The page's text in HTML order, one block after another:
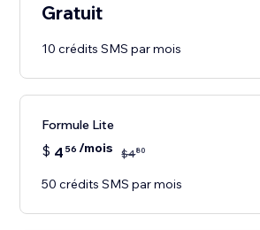
Gratuit
10 crédits SMS par mois
Formule Lite
$ 4 56 /mois $480
50 crédits SMS par mois